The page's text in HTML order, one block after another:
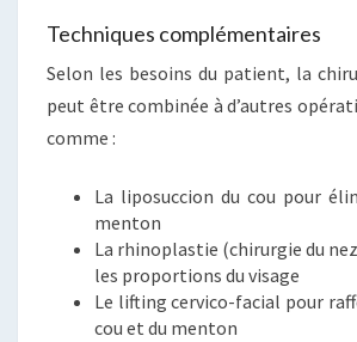
Techniques complémentaires
Selon les besoins du patient, la
peut être combinée à d’autres
comme :
La liposuccion du cou pour
menton
La rhinoplastie (chirurgie du
les proportions du visage
Le lifting cervico-facial pour
cou et du menton